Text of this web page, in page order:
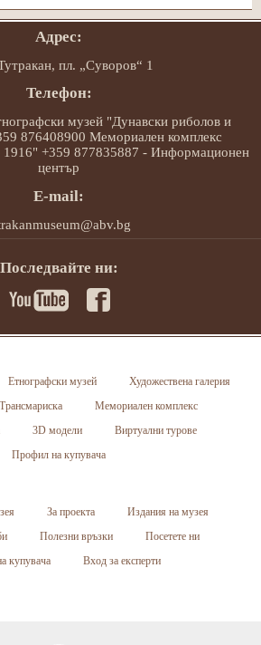
Адрес:
пл. „Суворов“ 1
Телефон:
музей "Дунавски риболов и
876408900 Мемориален комплекс
1916" +359 877835887 - Информационен
център
E-mail:
Последвайте ни:
Етнографски музей
Художествена галерия
Мемориален комплекс
3D модели
Виртуални турове
Профил на купувача
За проекта
Издания на музея
Полезни връзки
Посетете ни
купувача
Вход за експерти